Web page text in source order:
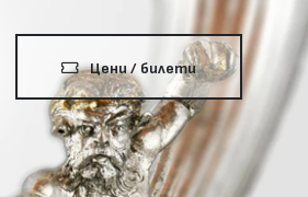
Цени / билети